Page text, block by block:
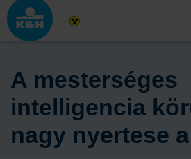
A mesterséges
intelligencia
nagy nyertese